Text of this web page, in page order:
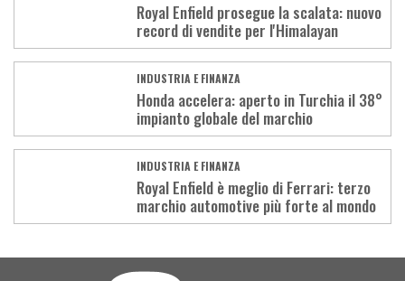
Royal Enfield prosegue la scalata: nuovo
record di vendite per l'Himalayan
INDUSTRIA E FINANZA
Honda accelera: aperto in Turchia il 38°
impianto globale del marchio
INDUSTRIA E FINANZA
Royal Enfield è meglio di Ferrari: terzo
marchio automotive più forte al mondo
More